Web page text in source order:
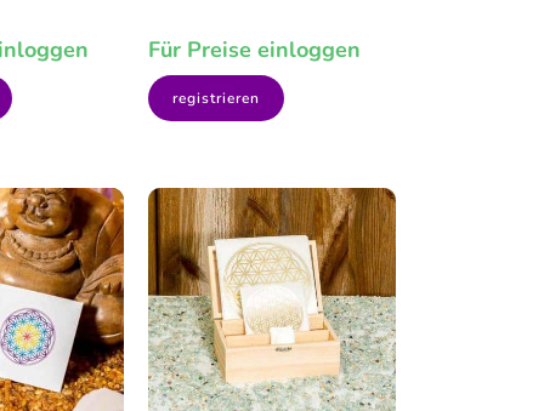
Für Preise einloggen
registrieren